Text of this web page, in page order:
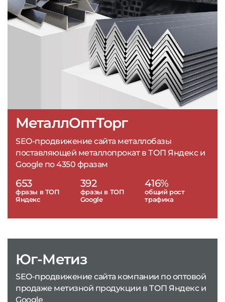
МеталлОптТорг
SEO-продвижение сайта металлобазы
поставляющей металлопрокат в ТОП Яндекс и
Google по 4350 фразам
653
фразы в ТОП
Яндекс
392
фразы в ТОП
Google
416%
общий рост
трафика
Юг-Метиз
SEO-продвижение сайта компании по оптовой
продаже метизной продукции в ТОП Яндекс и
Google